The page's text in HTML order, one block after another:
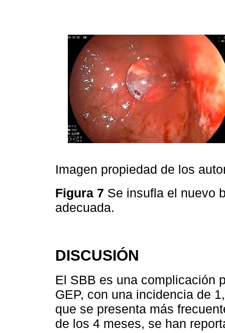
Imagen propiedad de los
Figura 7 Se insufla el nuevo
adecuada.
DISCUSIÓN
El SBB es una complicación
GEP, con una incidencia de
que se presenta más
de los 4 meses, se han